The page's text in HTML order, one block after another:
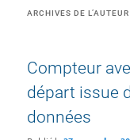
ARCHIVES DE L’AUTEUR
Compteur
départ issue
données